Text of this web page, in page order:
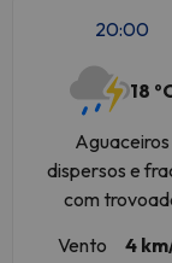
20:00
18
Aguaceiros
dispersos e
com
Vento
4